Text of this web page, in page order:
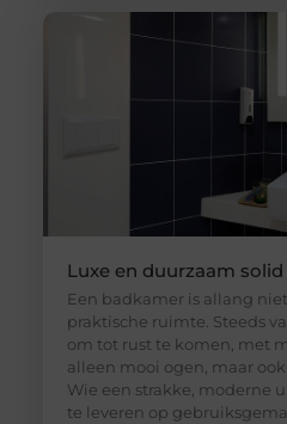
Luxe en duurzaam
Een badkamer is allang
praktische ruimte. Steeds
om tot rust te komen, met
alleen mooi ogen, maar
Wie een strakke, moderne
te leveren op